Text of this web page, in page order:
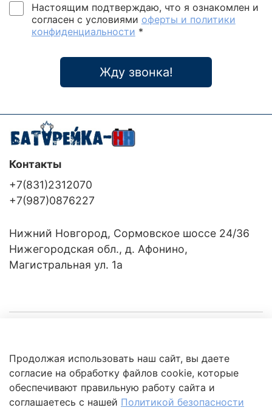
Настоящим подтверждаю, что я ознакомлен и
согласен с условиями оферты и политики
конфиденциальности *
Жду звонка!
Клиентам
Это интересно
Контакты
+7(831)2312070
+7(987)0876227
Нижний Новгород, Сормовское шоссе 24/36
Нижегородская обл., д. Афонино,
Магистральная ул. 1а
Продолжая использовать наш сайт, вы даете
согласие на обработку файлов cookie, которые
обеспечивают правильную работу сайта и
соглашаетесь с нашей Политикой безопасности
обработки